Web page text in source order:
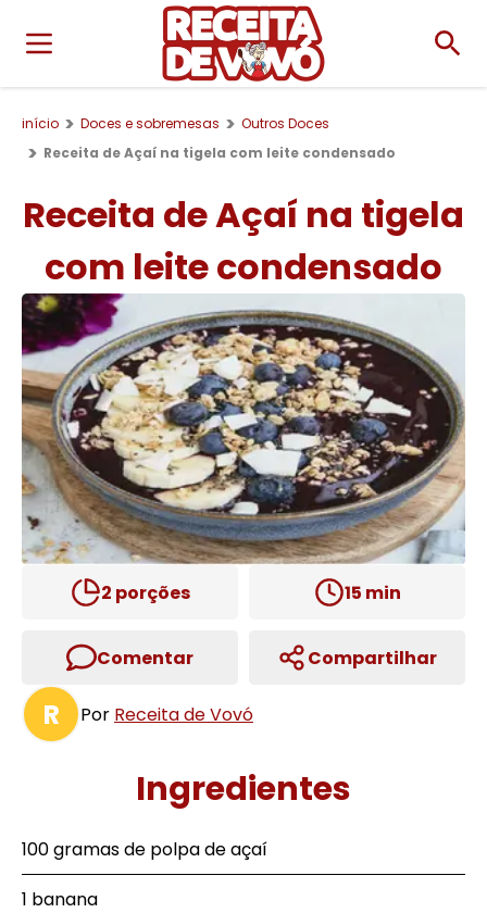
início Doces e sobremesas
Outros Doces
Receita de Açaí na tigela com leite condensado
Receita de Açaí na tigela
com leite condensado
2 porções 15 min
Comentar Compartilhar
R Por Receita de Vovó
Ingredientes
100 gramas de polpa de açaí
1 banana